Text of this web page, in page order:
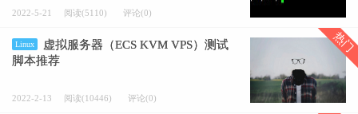
2022-5-21 阅读(5110) 评论(0)
Linux
虚拟服务器（ECS KVM VPS）测试
脚本推荐
2022-2-13 阅读(10446) 评论(0)
热门